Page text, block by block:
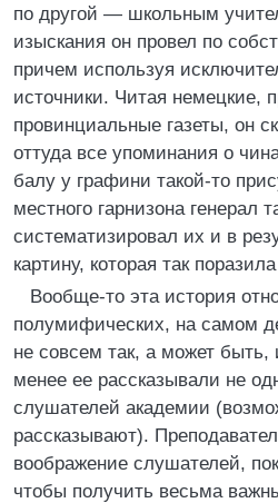
по другой — школьным
изыскания он провел по
причем используя
источники. Читая немецкие,
провинциальные газеты, он
оттуда все упоминания о
балу у графини такой-то
местного гарнизона генерал
систематизировал их и в
картину, которая так
Вообще-то эта история
полумифических, на самом
не совсем так, а может быть,
менее ее рассказывали не
слушателей академии
рассказывают).
воображение слушателей,
чтобы получить весьма